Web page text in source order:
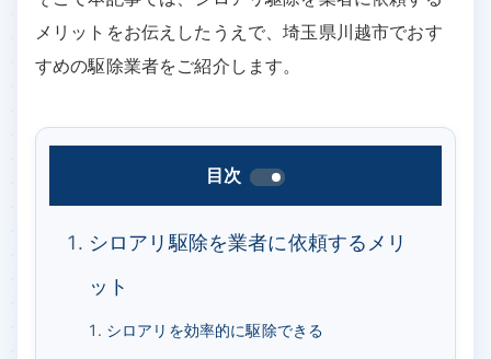
メリットをお伝えしたうえで、埼玉県川越市でおす
すめの駆除業者をご紹介します。
目次
シロアリ駆除を業者に依頼するメリ
ット
シロアリを効率的に駆除できる